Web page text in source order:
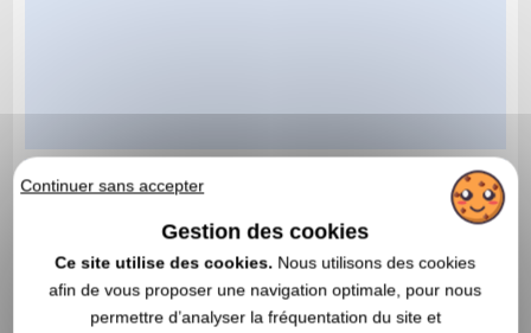
Continuer sans accepter
Gestion des cookies
Ce site utilise des cookies. Nous utilisons des cookies
afin de vous proposer une navigation optimale, pour nous
permettre d’analyser la fréquentation du site et